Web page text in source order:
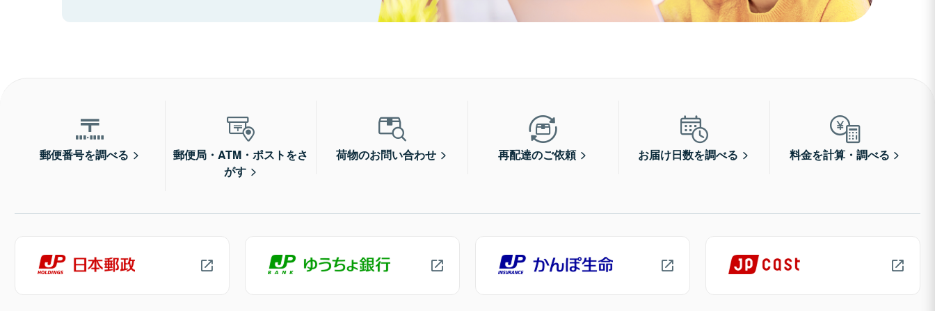
郵便番号を調べる
郵便局・ATM・ポストをさ
がす
荷物のお問い合わせ 再配達のご依頼 お届け日数を調べる 料金を計算・調べる